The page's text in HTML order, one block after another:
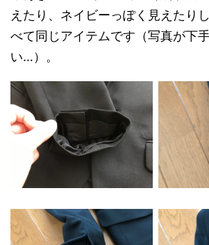
えたり、ネイビーっぽく見えたり
べて同じアイテムです（写真が下
い…）。